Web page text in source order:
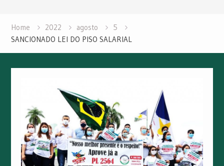
Home 2022 agosto
5
SANCIONADO LEI DO PISO SALARIAL